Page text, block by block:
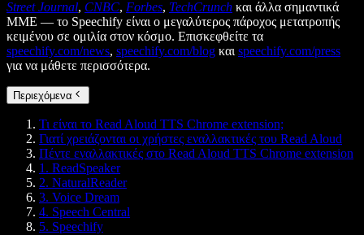
Street Journal, CNBC, Forbes, TechCrunch και άλλα σημαντικά
ΜΜΕ — το Speechify είναι ο μεγαλύτερος πάροχος μετατροπής
κειμένου σε ομιλία στον κόσμο. Επισκεφθείτε τα
speechify.com/news, speechify.com/blog και speechify.com/press
για να μάθετε περισσότερα.
Περιεχόμενα
Τι είναι το Read Aloud TTS Chrome extension;
Γιατί χρειάζονται οι χρήστες εναλλακτικές του Read Aloud
Πέντε εναλλακτικές στο Read Aloud TTS Chrome extension
1. ReadSpeaker
2. NaturalReader
3. Voice Dream
4. Speech Central
5. Speechify